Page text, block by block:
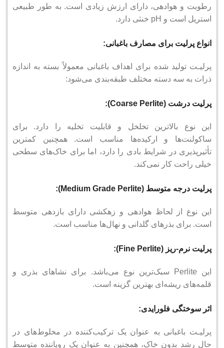
رطوبت و هوادهی، دارای ارزش زیادی است. به طور طبیعی
استریل است و pH خنثی دارد.
انواع پرلیت برای مصارف باغبانی:
پرلیـت تولید شده برای اهداف باغبانی معمولاً بسته به اندازه
ذرات به سه دسته مختلف طبقه‌بندی می‌شود:
پرلیت درشت (Coarse Perlite):
این نوع بالاترین تخلخل و قابلیت تخلیه را دارد. برای
ساکولنت‌ها و ارکیده‌ها مناسب است. همچنین کمترین
تأثیرپذیری در شرایط بادی را دارد، اما برای خاک‌های سطحی
خیلی راحت کار نمی‌کند.
پرلیت درجه متوسط (Medium Grade Perlite):
این نوع از لحاظ هوادهی و زهکشی دارای بازدهی متوسط
است. برای بذرهای گلدانی و نهال‌ها مناسب است.
پرلیت نرم-ریز (Fine Perlite):
این Perlite سبک‌ترین نوع می‌باشد.
برای نشاهای بذری و
قلمه‌های ریشه‌ای بهترین گزینه است.
اثر سوختگی فلورایدی:
پرلیـت باغبانی به عنوان یک ترکیب‌کننده در مخلوط‌های در
حال رشد بدون خاک، همچنین به عنوان یک رویاننده متوسط